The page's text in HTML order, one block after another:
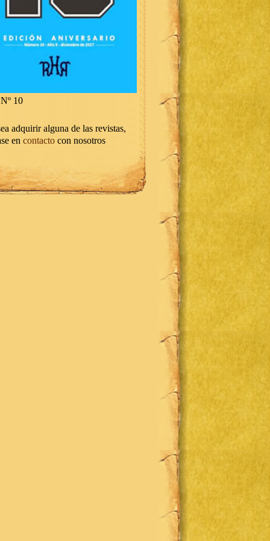
10
adquirir alguna de las revistas,
en contacto con nosotros